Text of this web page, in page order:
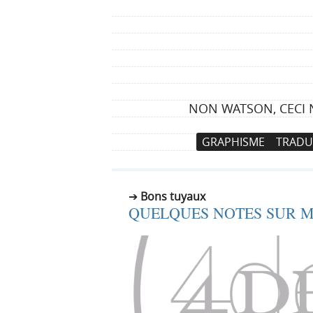
NON WATSON, CECI
GRAPHISME
Bons tuyaux
QUELQUES NOTES SUR